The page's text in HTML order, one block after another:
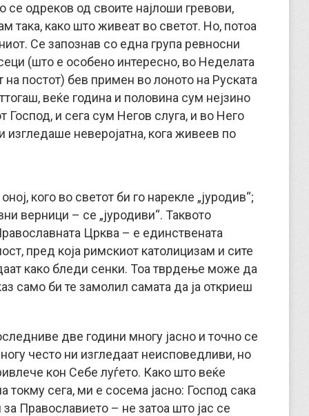
се одреков од своите најлоши гревови,
така, како што живеат во светот. Но, потоа
Се запознав со една група ревносни
(што е особено интересно, во Неделата
постот) бев примен во лоното на Руската
веќе година и половина сум нејзино
и сега сум Негов слуга, и во Него
изгледаше неверојатна, кога живеев по
кого во светот би го нарекле „јуродив“;
верници – се „јуродиви“. Таквото
Црква – е единствената
пред која римскиот католицизам и сите
како бледи сенки. Тоа тврдење може да
само би те замолил самата да ја откриеш
две години многу јасно и точно се
често ни изгледаат неисповедливи, но
кон Себе луѓето. Како што веќе
сега, ми е сосема јасно: Господ сака
Православието – не затоа што јас се